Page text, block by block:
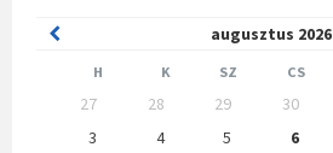
augusztus 2026
Previous
Month
H K SZ CS
calendar
27 28 29 30
3
4 5 6